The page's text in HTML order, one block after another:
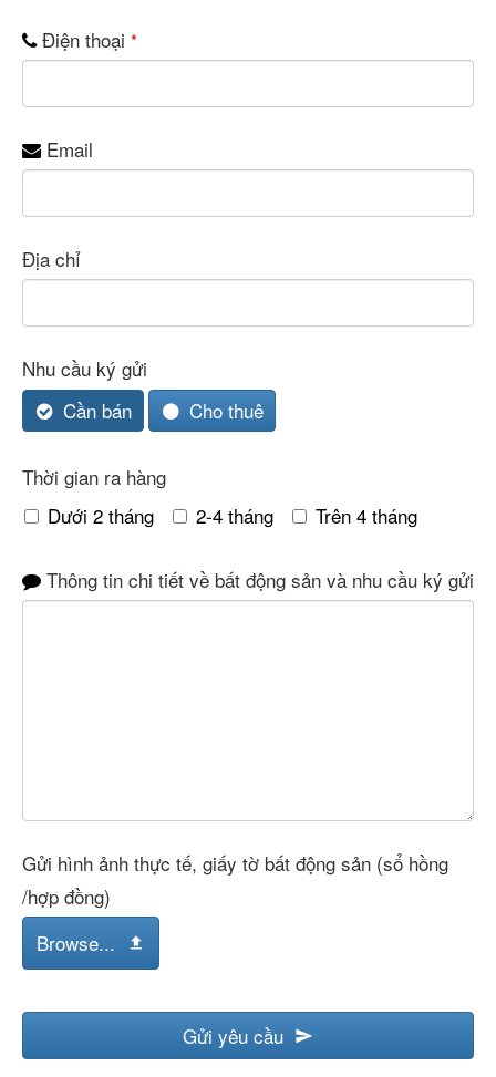
Điện thoại *
Email
Địa chỉ
Contact
Email *
Nhu cầu ký gửi
Cần bán
Cho thuê
Thời gian ra hàng
Dưới 2 tháng
2-4 tháng Trên 4 tháng
Thông tin chi tiết về bất động sản và nhu cầu ký gửi
Gửi hình ảnh thực tế, giấy tờ bất động sản (sổ hồng
/hợp đồng)
Browse...
Gửi yêu cầu